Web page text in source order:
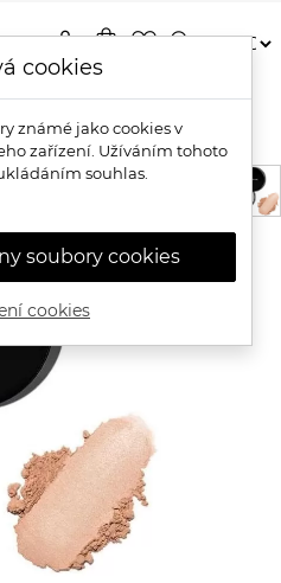
shopping_bagfavorite_bordersearch
person
Alima Pure Přírodní projasňující
cookies
známé jako cookies v
zařízení. Užíváním tohoto
souhlas.
soubory cookies
cookies